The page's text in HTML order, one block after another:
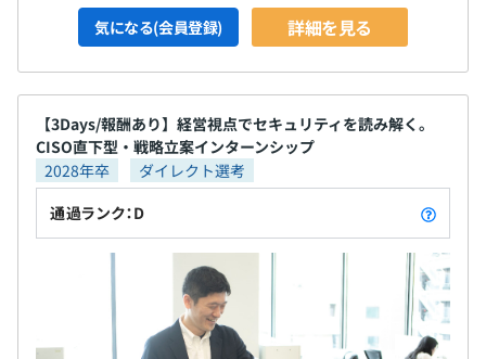
気になる(会員登録) 詳細を見る
【3Days/報酬あり】経営視点でセキュリティを読み解く。
CISO直下型・戦略立案インターンシップ
2028年卒
ダイレクト選考
通過ランク：D